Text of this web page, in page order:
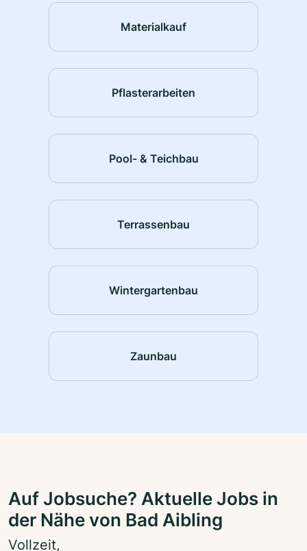
Materialkauf
Pflasterarbeiten
Pool- & Teichbau
Terrassenbau
Wintergartenbau
Zaunbau
Auf Jobsuche? Aktuelle Jobs in
der Nähe von Bad Aibling
Vollzeit,